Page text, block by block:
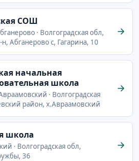
СОШ
· Волгоградская обл,
Абганерово с, Гагарина, 10
начальная
школа
· Волгоградская
район, х.Авраамовский
школа
· Волгоградская обл,
36